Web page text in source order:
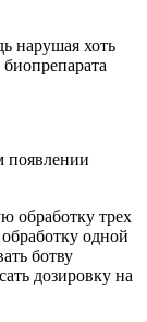
нарушая хоть
появлении
обработку трех
одной
ботву
дозировку на